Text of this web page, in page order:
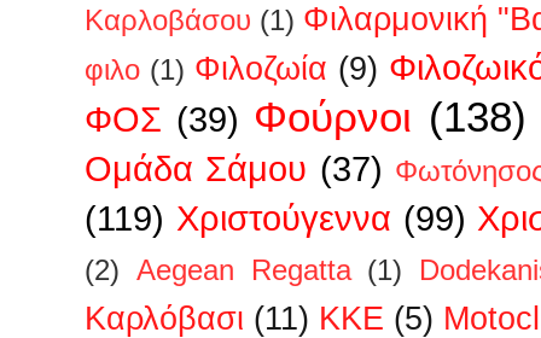
Καρλοβάσου (1) Φιλαρμονική
φιλο (1) Φιλοζωία (9)
ΦΟΣ (39) Φούρνοι (138)
Ομάδα Σάμου (37)
(119) Χριστούγεννα (99)
(2) Aegean Regatta (1)
Kαρλόβασι (11) KKE (5)